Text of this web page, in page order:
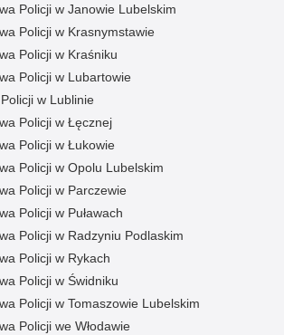
Policji w Janowie Lubelskim
Policji w Krasnymstawie
Policji w Kraśniku
Policji w Lubartowie
w Lublinie
Policji w Łęcznej
Policji w Łukowie
Policji w Opolu Lubelskim
Policji w Parczewie
Policji w Puławach
Policji w Radzyniu Podlaskim
Policji w Rykach
Policji w Świdniku
Policji w Tomaszowie Lubelskim
Policji we Włodawie